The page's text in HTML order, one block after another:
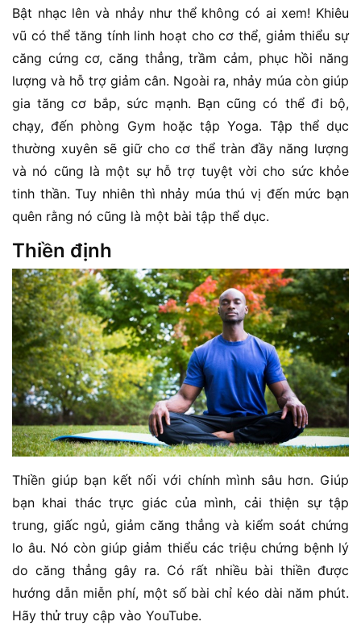
Bật nhạc lên và nhảy như thể không có ai xem! Khiêu
vũ có thể tăng tính linh hoạt cho cơ thể, giảm thiểu sự
căng cứng cơ, căng thẳng, trầm cảm, phục hồi năng
lượng và hỗ trợ giảm cân. Ngoài ra, nhảy múa còn giúp
gia tăng cơ bắp, sức mạnh. Bạn cũng có thể đi bộ,
chạy, đến phòng Gym hoặc tập Yoga. Tập thể dục
thường xuyên sẽ giữ cho cơ thể tràn đầy năng lượng
và nó cũng là một sự hỗ trợ tuyệt vời cho sức khỏe
tinh thần. Tuy nhiên thì nhảy múa thú vị đến mức bạn
quên rằng nó cũng là một bài tập thể dục.
Thiền định
Thiền giúp bạn kết nối với chính mình sâu hơn. Giúp
bạn khai thác trực giác của mình, cải thiện sự tập
trung, giấc ngủ, giảm căng thẳng và kiểm soát chứng
lo âu. Nó còn giúp giảm thiểu các triệu chứng bệnh lý
do căng thẳng gây ra. Có rất nhiều bài thiền được
hướng dẫn miễn phí, một số bài chỉ kéo dài năm phút.
Hãy thử truy cập vào YouTube.